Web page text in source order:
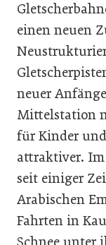
einen neuen
neuer
Mittelstation
für Kinder
attraktiver. Im
seit einiger
Arabischen
Fahrten in